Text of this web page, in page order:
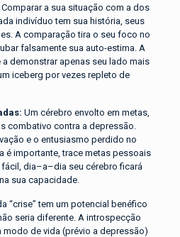
Comparar a sua situação com a dos
indivíduo tem sua história, seus
A comparação tira o seu foco no
falsamente sua auto-estima. A
demonstrar apenas seu lado mais
iceberg por vezes repleto de
Um cérebro envolto em metas,
combativo contra a depressão.
e o entusiasmo perdido no
é importante, trace metas pessoais
dia–a–dia seu cérebro ficará
sua capacidade.
“crise” tem um potencial benéfico
seria diferente. A introspecção
de vida (prévio a depressão)